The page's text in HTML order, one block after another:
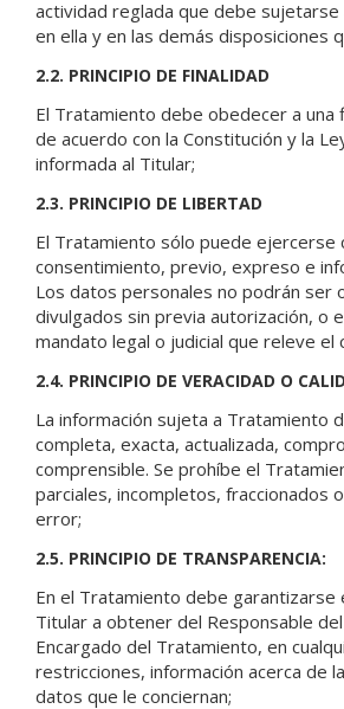
actividad reglada que debe sujetarse
en ella y en las demás disposiciones
2.2. PRINCIPIO DE FINALIDAD
El Tratamiento debe obedecer a una
de acuerdo con la Constitución y la
informada al Titular;
2.3. PRINCIPIO DE LIBERTAD
El Tratamiento sólo puede ejercerse
consentimiento, previo, expreso e
Los datos personales no podrán ser
divulgados sin previa autorización, o
mandato legal o judicial que releve el
2.4. PRINCIPIO DE VERACIDAD O
La información sujeta a Tratamiento
completa, exacta, actualizada,
comprensible. Se prohíbe el
parciales, incompletos, fraccionados
error;
2.5. PRINCIPIO DE TRANSPARENCIA:
En el Tratamiento debe garantizarse
Titular a obtener del Responsable
Encargado del Tratamiento, en
restricciones, información acerca de
datos que le conciernan;